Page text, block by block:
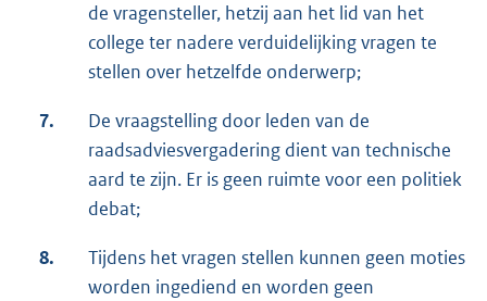
de vragensteller, hetzij aan het lid van het
college ter nadere verduidelijking vragen te
stellen over hetzelfde onderwerp;
7.
De vraagstelling door leden van de
raadsadviesvergadering dient van technische
aard te zijn. Er is geen ruimte voor een politiek
debat;
8.
Tijdens het vragen stellen kunnen geen moties
worden ingediend en worden geen